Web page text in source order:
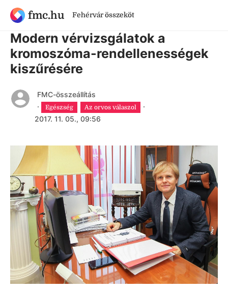
fmc.hu Fehérvár összeköt
8 évnél régebbi cikk
Modern vérvizsgálatok a
kromoszóma-rendellenességek
kiszűrésére
FMC-összeállítás
·
Egészség Az orvos válaszol
·
2017. 11. 05., 09:56